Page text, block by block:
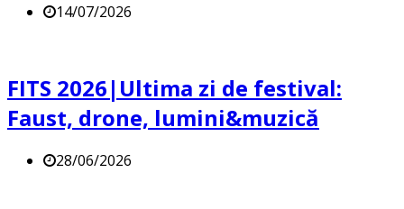
14/07/2026
FITS 2026|Ultima zi de festival:
Faust, drone, lumini&muzică
28/06/2026